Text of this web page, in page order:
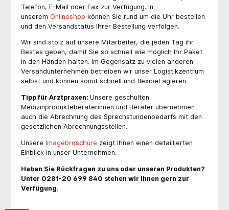
Telefon, E-Mail oder Fax zur Verfügung. In
unserem Onlineshop können Sie rund um die Uhr bestellen
und den Versandstatus Ihrer Bestellung verfolgen.
Wir sind stolz auf unsere Mitarbeiter, die jeden Tag ihr
Bestes geben, damit Sie so schnell wie möglich Ihr Paket
in den Händen halten. Im Gegensatz zu vielen anderen
Versandunternehmen betreiben wir unser Logistikzentrum
selbst und können somit schnell und flexibel agieren.
Tipp für Arztpraxen: Unsere geschulten
Medizinprodukteberaterinnen und Berater übernehmen
auch die Abrechnung des Sprechstundenbedarfs mit den
gesetzlichen Abrechnungsstellen.
Unsere Imagebroschüre zeigt Ihnen einen detaillierten
Einblick in unser Unternehmen.
Haben Sie Rückfragen zu uns oder unseren Produkten?
Unter 0281-20 699 840 stehen wir Ihnen gern zur
Verfügung.